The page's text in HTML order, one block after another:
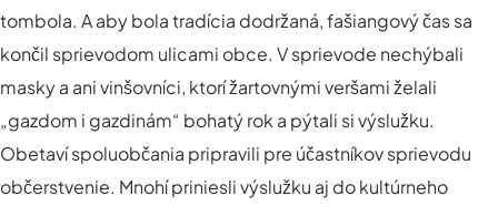
tombola. A aby bola tradícia dodržaná, fašiangový čas sa
končil sprievodom ulicami obce. V sprievode nechýbali
masky a ani vinšovníci, ktorí žartovnými veršami želali
„gazdom i gazdinám“ bohatý rok a pýtali si výslužku.
Obetaví spoluobčania pripravili pre účastníkov sprievodu
občerstvenie. Mnohí priniesli výslužku aj do kultúrneho